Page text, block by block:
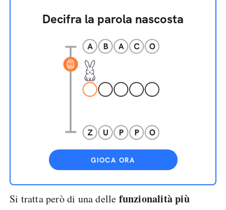
Decifra la parola nascosta
GIOCA ORA
Si tratta però di una delle funzionalità più